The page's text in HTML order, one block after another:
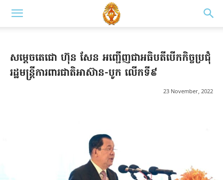
សម្ដេចតេជោ ហ៊ុន សែន អញ្ជើញជាអធិបតីបើកកិច្ចប្រជុំ
រដ្ឋមន្ត្រីការពារជាតិអាស៊ាន-បូក លើកទី៩
23 November, 2022